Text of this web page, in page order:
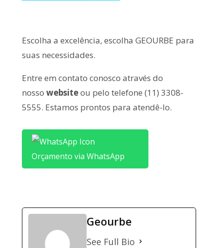
Escolha a excelência, escolha GEOURBE para
suas necessidades.
Entre em contato conosco através do
nosso websiteou pelo telefone (11) 3308-
5555. Estamos prontos para atendê-lo.
Orçamento via WhatsApp
Geourbe
See Full Bio